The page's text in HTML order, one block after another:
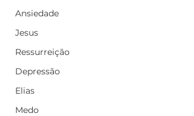
Ansiedade
Jesus
Ressurreição
Depressão
Elias
Medo